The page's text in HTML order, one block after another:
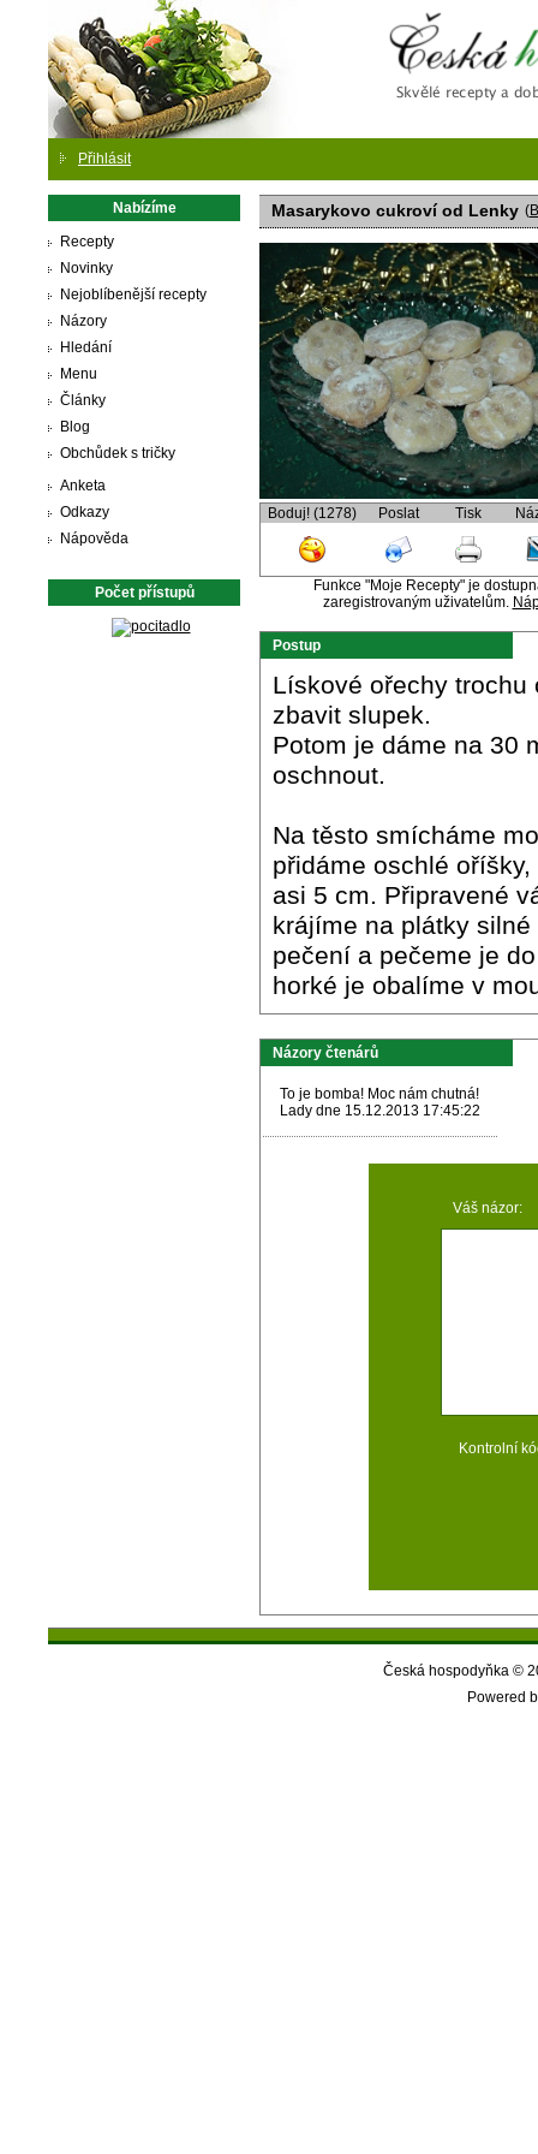
Přihlásit
Nabízíme
Recepty
Novinky
Nejoblíbenější recepty
Názory
Hledání
Menu
Články
Blog
Obchůdek s tričky
Anketa
Odkazy
Nápověda
Počet přístupů
Masarykovo cukroví od Lenky (
Boduj! (1278) Poslat Tisk
Funkce "Moje Recepty" je
zaregistrovaným uživatelům.
Postup
Lískové ořechy
zbavit slupek.
Potom je dáme na 30
oschnout.
Na těsto smícháme
přidáme oschlé
asi 5 cm. Připravené
krájíme na plátky
pečení a pečeme je
horké je obalíme v
Názory čtenárů
To je bomba! Moc nám chutná!
Lady dne 15.12.2013 17:45:22
Váš názor:
Kontrolní
Česká hospodyňka ©
Powered